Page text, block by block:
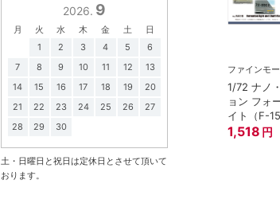
ファインモ
1/72 ナノ
ョン フォ
イト（F-15
1,518 円
2026. 9
月 火 水 木 金 土
日
1
2 3 4 5
6
7
8 9 10 11 12
13
14
15 16 17 18 19
20
21
22 23 24 25 26
27
28
29 30
土・日曜日と祝日は定休日とさせて頂いて
おります。